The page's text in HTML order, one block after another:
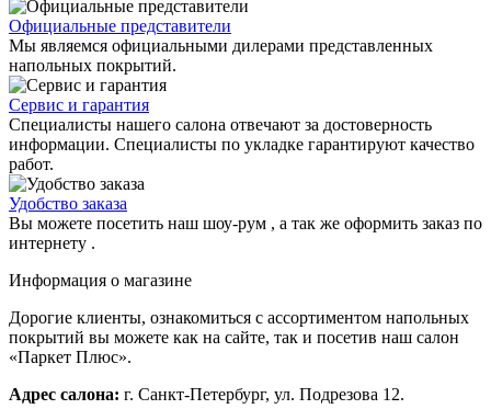
Официальные представители
Мы являемся официальными дилерами представленных
напольных покрытий.
Сервис и гарантия
Специалисты нашего салона отвечают за достоверность
информации. Специалисты по укладке гарантируют качество
работ.
Удобство заказа
Вы можете посетить наш шоу-рум , а так же оформить заказ по
интернету .
Информация о магазине
Дорогие клиенты, ознакомиться с ассортиментом напольных
покрытий вы можете как на сайте, так и посетив наш салон
«Паркет Плюс».
Адрес салона: г. Санкт-Петербург, ул. Подрезова 12.